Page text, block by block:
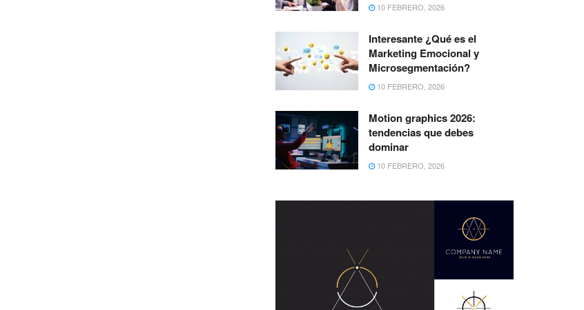
10 FEBRERO, 2026
Interesante ¿Qué es el
Marketing Emocional y
Microsegmentación?
10 FEBRERO, 2026
Motion graphics 2026:
tendencias que debes
dominar
10 FEBRERO, 2026